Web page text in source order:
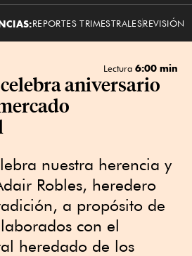
REPORTES TRIMESTRALESREVISIÓN
Lectura 6:00 min
aniversario
nuestra herencia y
Robles, heredero
a propósito de
con el
heredado de los